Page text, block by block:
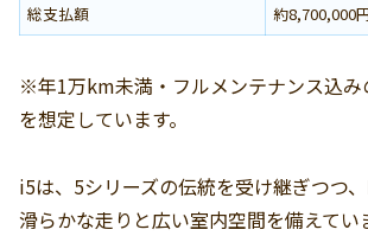
総支払額
約8,700,000
※年1万km未満・フルメンテナンス込み
を想定しています。
i5は、5シリーズの伝統を受け継ぎつつ
滑らかな走りと広い室内空間を備えてい